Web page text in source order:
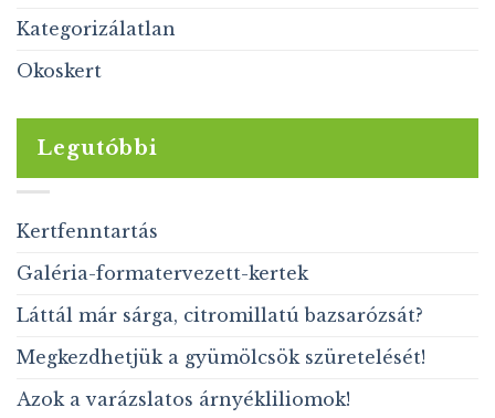
Kategorizálatlan
Okoskert
Legutóbbi
Kertfenntartás
Galéria-formatervezett-kertek
Láttál már sárga, citromillatú bazsarózsát?
Megkezdhetjük a gyümölcsök szüretelését!
Azok a varázslatos árnyékliliomok!